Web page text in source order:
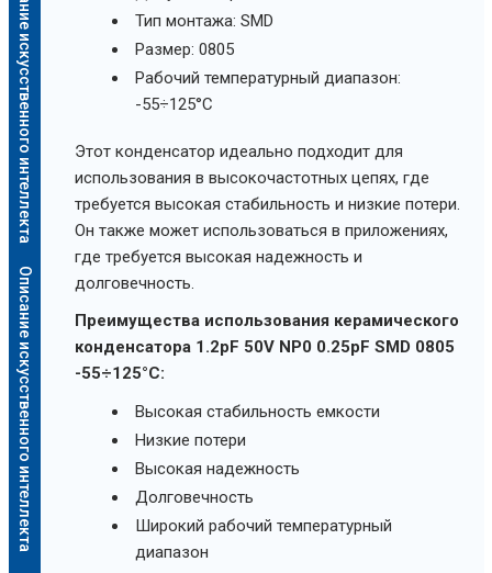
Описание искусственного интеллекта
Описание искусственного интеллекта
Тип монтажа: SMD
Размер: 0805
Рабочий температурный диапазон:
-55÷125°C
Этот конденсатор идеально подходит для
использования в высокочастотных цепях, где
требуется высокая стабильность и низкие потери.
Он также может использоваться в приложениях,
где требуется высокая надежность и
долговечность.
Преимущества использования керамического
конденсатора 1.2pF 50V NP0 0.25pF SMD 0805
-55÷125°C:
Высокая стабильность емкости
Низкие потери
Высокая надежность
Долговечность
Широкий рабочий температурный
диапазон